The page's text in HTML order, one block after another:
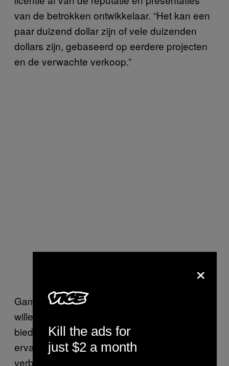
van de betrokken ontwikkelaar. “Het kan een
paar duizend dollar zijn of vele duizenden
dollars zijn, gebaseerd op eerdere projecten
en de verwachte verkoop.”
Game-ontwikkelaars en wapenfabrikanten
willen beiden realistische wapens. Games
bieden de spelers zo een realistische
ervaring van het wapen om de gameplay te
verbeteren, maar wat krijgen
×
Kill the ads for
just $2 a month